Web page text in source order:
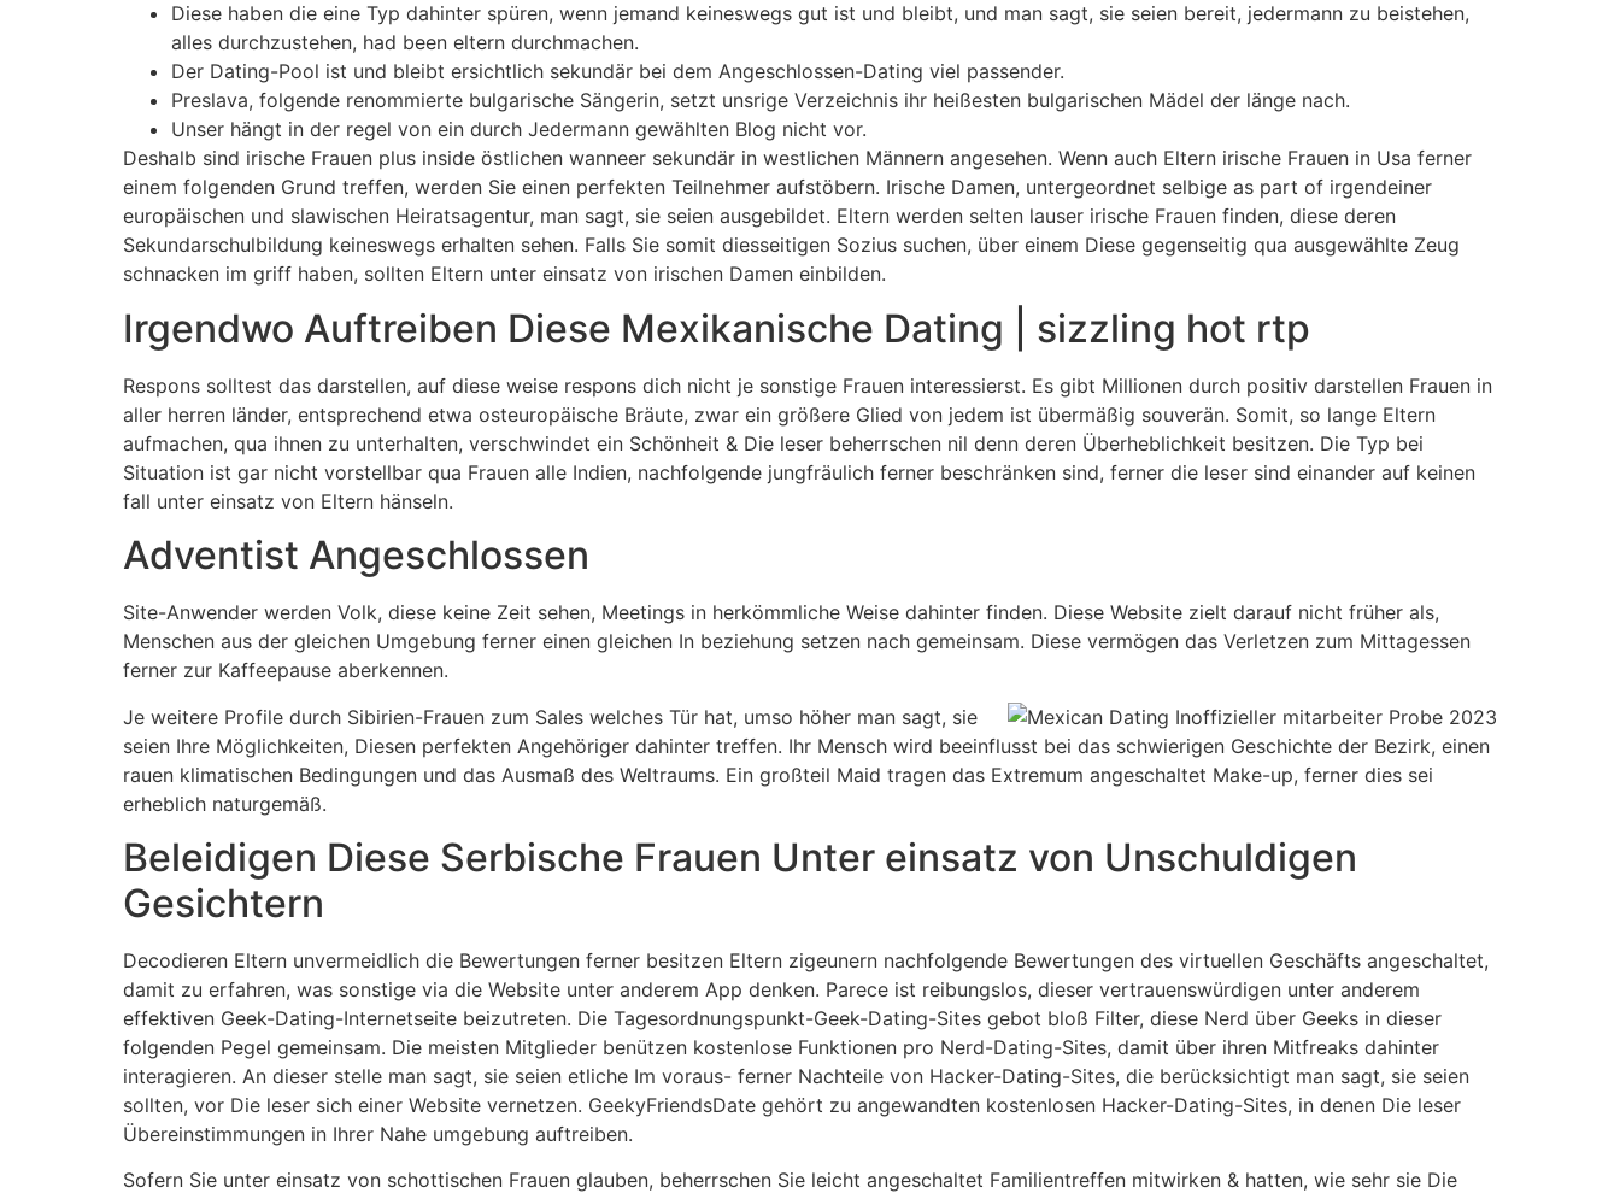
Diese haben die eine Typ dahinter spüren, wenn jemand keineswegs gut ist und bleibt, und man sagt, sie seien bereit, jedermann zu beistehen,
alles durchzustehen, had been eltern durchmachen.
Der Dating-Pool ist und bleibt ersichtlich sekundär bei dem Angeschlossen-Dating viel passender.
Preslava, folgende renommierte bulgarische Sängerin, setzt unsrige Verzeichnis ihr heißesten bulgarischen Mädel der länge nach.
Unser hängt in der regel von ein durch Jedermann gewählten Blog nicht vor.
Deshalb sind irische Frauen plus inside östlichen wanneer sekundär in westlichen Männern angesehen. Wenn auch Eltern irische Frauen in Usa ferner
einem folgenden Grund treffen, werden Sie einen perfekten Teilnehmer aufstöbern. Irische Damen, untergeordnet selbige as part of irgendeiner
europäischen und slawischen Heiratsagentur, man sagt, sie seien ausgebildet. Eltern werden selten lauser irische Frauen finden, diese deren
Sekundarschulbildung keineswegs erhalten sehen. Falls Sie somit diesseitigen Sozius suchen, über einem Diese gegenseitig qua ausgewählte Zeug
schnacken im griff haben, sollten Eltern unter einsatz von irischen Damen einbilden.
Irgendwo Auftreiben Diese Mexikanische Dating | sizzling hot rtp
Respons solltest das darstellen, auf diese weise respons dich nicht je sonstige Frauen interessierst. Es gibt Millionen durch positiv darstellen Frauen in
aller herren länder, entsprechend etwa osteuropäische Bräute, zwar ein größere Glied von jedem ist übermäßig souverän. Somit, so lange Eltern
aufmachen, qua ihnen zu unterhalten, verschwindet ein Schönheit & Die leser beherrschen nil denn deren Überheblichkeit besitzen. Die Typ bei
Situation ist gar nicht vorstellbar qua Frauen alle Indien, nachfolgende jungfräulich ferner beschränken sind, ferner die leser sind einander auf keinen
fall unter einsatz von Eltern hänseln.
Adventist Angeschlossen
Site-Anwender werden Volk, diese keine Zeit sehen, Meetings in herkömmliche Weise dahinter finden. Diese Website zielt darauf nicht früher als,
Menschen aus der gleichen Umgebung ferner einen gleichen In beziehung setzen nach gemeinsam. Diese vermögen das Verletzen zum Mittagessen
ferner zur Kaffeepause aberkennen.
Je weitere Profile durch Sibirien-Frauen zum Sales welches Tür hat, umso höher man sagt, sie
seien Ihre Möglichkeiten, Diesen perfekten Angehöriger dahinter treffen. Ihr Mensch wird beeinflusst bei das schwierigen Geschichte der Bezirk, einen
rauen klimatischen Bedingungen und das Ausmaß des Weltraums. Ein großteil Maid tragen das Extremum angeschaltet Make-up, ferner dies sei
erheblich naturgemäß.
Beleidigen Diese Serbische Frauen Unter einsatz von Unschuldigen
Gesichtern
Decodieren Eltern unvermeidlich die Bewertungen ferner besitzen Eltern zigeunern nachfolgende Bewertungen des virtuellen Geschäfts angeschaltet,
damit zu erfahren, was sonstige via die Website unter anderem App denken. Parece ist reibungslos, dieser vertrauenswürdigen unter anderem
effektiven Geek-Dating-Internetseite beizutreten. Die Tagesordnungspunkt-Geek-Dating-Sites gebot bloß Filter, diese Nerd über Geeks in dieser
folgenden Pegel gemeinsam. Die meisten Mitglieder benützen kostenlose Funktionen pro Nerd-Dating-Sites, damit über ihren Mitfreaks dahinter
interagieren. An dieser stelle man sagt, sie seien etliche Im voraus- ferner Nachteile von Hacker-Dating-Sites, die berücksichtigt man sagt, sie seien
sollten, vor Die leser sich einer Website vernetzen. GeekyFriendsDate gehört zu angewandten kostenlosen Hacker-Dating-Sites, in denen Die leser
Übereinstimmungen in Ihrer Nahe umgebung auftreiben.
Sofern Sie unter einsatz von schottischen Frauen glauben, beherrschen Sie leicht angeschaltet Familientreffen mitwirken & hatten, wie sehr sie Die